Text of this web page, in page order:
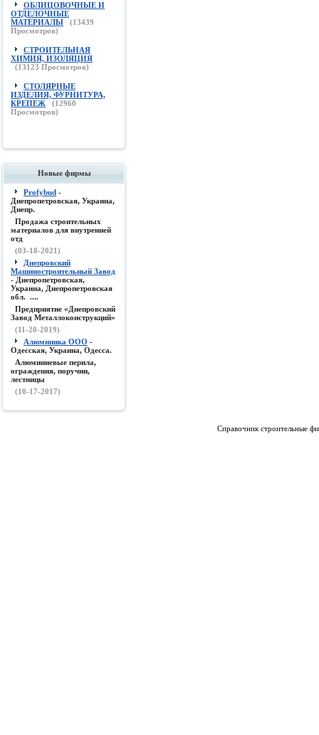
ОБЛИЦОВОЧНЫЕ И
ОТДЕЛОЧНЫЕ
МАТЕРИАЛЫ
(13439
Просмотров)
СТРОИТЕЛЬНАЯ
ХИМИЯ, ИЗОЛЯЦИЯ
(13123 Просмотров)
СТОЛЯРНЫЕ
ИЗДЕЛИЯ, ФУРНИТУРА,
КРЕПЕЖ
(12960
Просмотров)
Новые фирмы
Profybud -
Днепропетровская, Украина,
Днепр.
Продажа строительных
материалов для внутренней
отд
(03-18-2021)
Днепровский
Машиностроительный Завод
- Днепропетровская,
Украина, Днепропетровская
обл. ....
Предприятие «Днепровский
Завод Металлоконструкций»
(11-20-2019)
Алюминика ООО -
Одесская, Украина, Одесса.
Алюминиевые перила,
ограждения, поручни,
лестницы
(10-17-2017)
Справочник строительные